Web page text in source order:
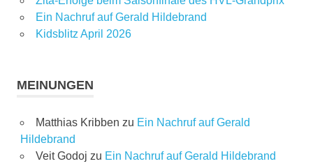
Ein Nachruf auf Gerald Hildebrand
Kidsblitz April 2026
MEINUNGEN
Matthias Kribben zu Ein Nachruf auf Gerald
Hildebrand
Veit Godoj zu Ein Nachruf auf Gerald Hildebrand